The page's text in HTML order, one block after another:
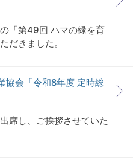
「第49回 ハマの緑を育
だきました。
協会「令和8年度 定時総
席し、ご挨拶させていた